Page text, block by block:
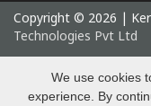
Copyright © 2026 |
Technologies Pvt Ltd
We use cookies
experience. By